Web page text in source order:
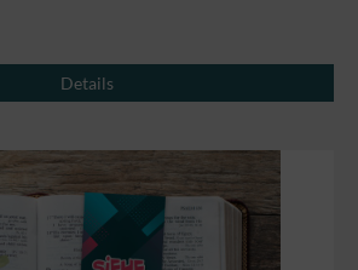
Details